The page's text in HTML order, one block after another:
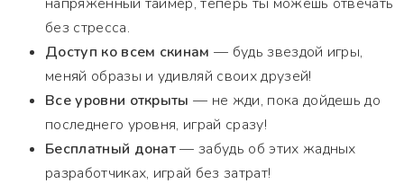
без стресса.
Доступ ко всем скинам — будь звездой игры,
меняй образы и удивляй своих друзей!
Все уровни открыты — не жди, пока дойдешь до
последнего уровня, играй сразу!
Бесплатный донат— забудь об этих жадных
разработчиках, играй без затрат!